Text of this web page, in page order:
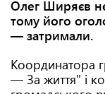
Олег Ширяєв
тому його
— затримали.
Координатора
— За життя" і